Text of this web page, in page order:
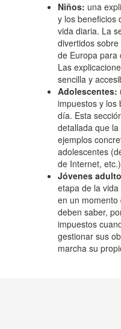
Niños: una
y los beneficios
vida diaria. La
divertidos
de Europa para
Las
sencilla y
Adolescentes:
impuestos y los
día. Esta
detallada que
ejemplos
adolescentes
de Internet,
Jóvenes
etapa de la
en un
deben saber,
impuestos
gestionar sus
marcha su